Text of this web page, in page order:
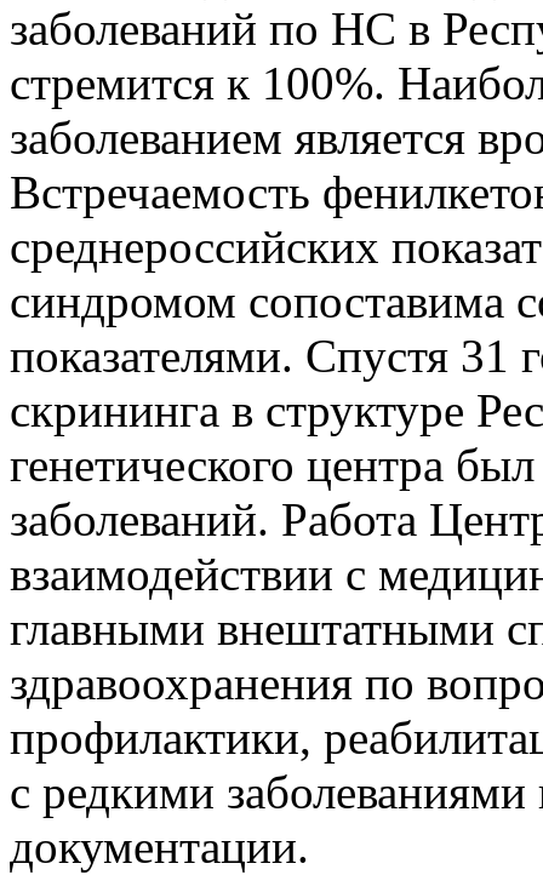
заболеваний по НС в
стремится к 100%.
заболеванием является
Встречаемость
среднероссийских
синдромом сопоставима
показателями. Спустя 31
скрининга в структуре
генетического центра
заболеваний. Работа
взаимодействии с
главными внештатными
здравоохранения по
профилактики,
с редкими
документации.